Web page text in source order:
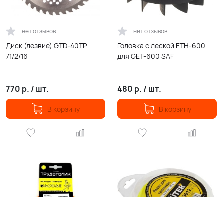
нет отзывов
Диск (лезвие) GTD-40TР
71/2/16
770 р. / шт.
В корзину
нет отзывов
Головка с леской ЕТH-600
для GET-600 SAF
480 р. / шт.
В корзину